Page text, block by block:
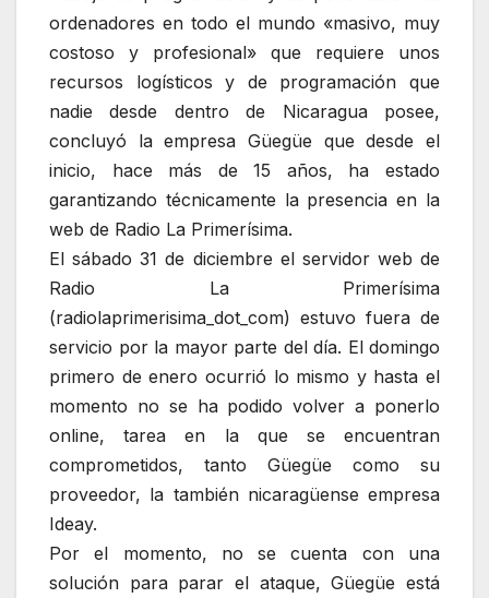
ordenadores en todo el mundo «masivo, muy
costoso y profesional» que requiere unos
recursos logísticos y de programación que
nadie desde dentro de Nicaragua posee,
concluyó la empresa Güegüe que desde el
inicio, hace más de 15 años, ha estado
garantizando técnicamente la presencia en la
web de Radio La Primerísima.
El sábado 31 de diciembre el servidor web de
Radio La Primerísima
(radiolaprimerisima_dot_com) estuvo fuera de
servicio por la mayor parte del día. El domingo
primero de enero ocurrió lo mismo y hasta el
momento no se ha podido volver a ponerlo
online, tarea en la que se encuentran
comprometidos, tanto Güegüe como su
proveedor, la también nicaragüense empresa
Ideay.
Por el momento, no se cuenta con una
solución para parar el ataque, Güegüe está